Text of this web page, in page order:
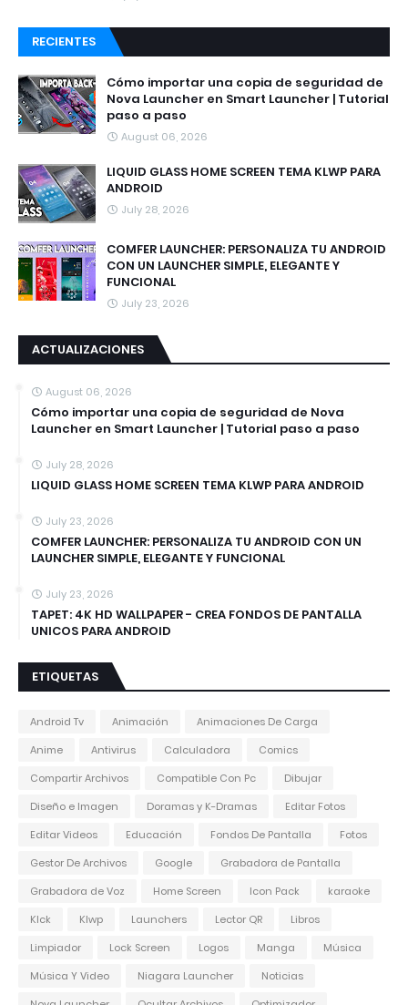
RECIENTES
Cómo importar una copia de seguridad de
Nova Launcher en Smart Launcher | Tutorial
paso a paso
August 06, 2026
LIQUID GLASS HOME SCREEN TEMA KLWP PARA
ANDROID
July 28, 2026
COMFER LAUNCHER: PERSONALIZA TU ANDROID
CON UN LAUNCHER SIMPLE, ELEGANTE Y
FUNCIONAL
July 23, 2026
ACTUALIZACIONES
August 06, 2026
Cómo importar una copia de seguridad de Nova
Launcher en Smart Launcher | Tutorial paso a paso
July 28, 2026
LIQUID GLASS HOME SCREEN TEMA KLWP PARA ANDROID
July 23, 2026
COMFER LAUNCHER: PERSONALIZA TU ANDROID CON UN
LAUNCHER SIMPLE, ELEGANTE Y FUNCIONAL
July 23, 2026
TAPET: 4K HD WALLPAPER - CREA FONDOS DE PANTALLA
UNICOS PARA ANDROID
ETIQUETAS
Android Tv Animación
Animaciones De Carga
Anime
Antivirus Calculadora
Comics
Compartir Archivos
Compatible Con Pc
Dibujar
Diseño e Imagen
Doramas y K-Dramas
Editar Fotos
Editar Videos
Educación Fondos De Pantalla
Fotos
Gestor De Archivos
Google
Grabadora de Pantalla
Grabadora de Voz
Home Screen Icon Pack
karaoke
Klck
Klwp Launchers Lector QR
Libros
Limpiador
Lock Screen Logos Manga
Música
Música Y Video
Niagara Launcher
Noticias